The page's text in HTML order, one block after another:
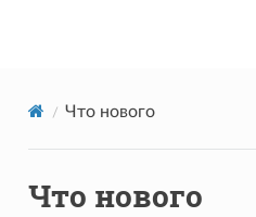
Что нового
Что нового